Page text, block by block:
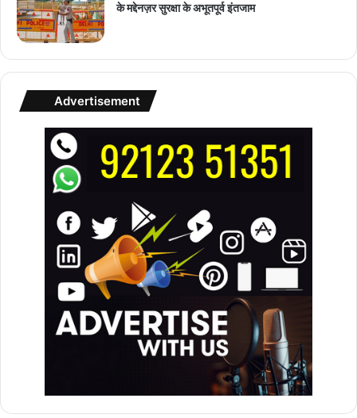
के मद्देनज़र सुरक्षा के अभूतपूर्व इंतजाम
Advertisement